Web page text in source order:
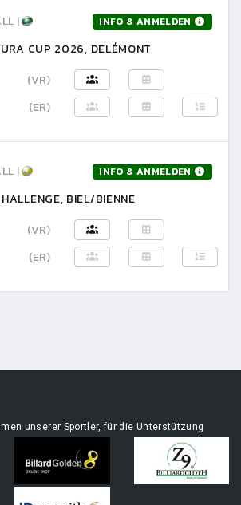
| INFO & ANMELDEN
CUP 2026, DELÉMONT
(VR)
(ER)
| INFO & ANMELDEN
BIEL/BIENNE
(VR)
(ER)
unserer Sportler, für die Unterstützung